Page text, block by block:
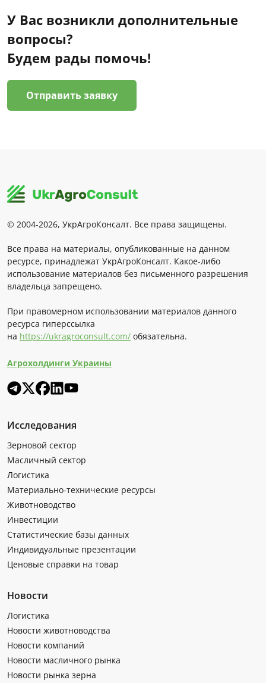
У Вас возникли дополнительные
вопросы?
Будем рады помочь!
Отправить заявку
© 2004-2026, УкрАгроКонсалт. Все права защищены.
Все права на материалы, опубликованные на данном
ресурсе, принадлежат УкрАгроКонсалт. Какое-либо
использование материалов без письменного разрешения
владельца запрещено.
При правомерном использовании материалов данного
ресурса гиперссылка
на https://ukragroconsult.com/ обязательна.
Агрохолдинги Украины
Исследования
Зерновой сектор
Масличный сектор
Логистика
Материально-технические ресурсы
Животноводство
Инвестиции
Статистические базы данных
Индивидуальные презентации
Ценовые справки на товар
Новости
Логистика
Новости животноводства
Новости компаний
Новости масличного рынка
Новости рынка зерна